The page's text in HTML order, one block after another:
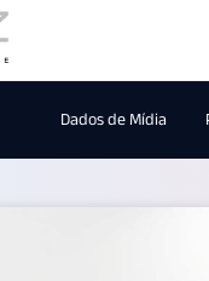
Dados de Mídia